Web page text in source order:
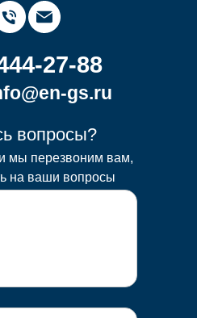
вопросы?
мы перезвоним вам,
на ваши вопросы
gs.ru
27-88